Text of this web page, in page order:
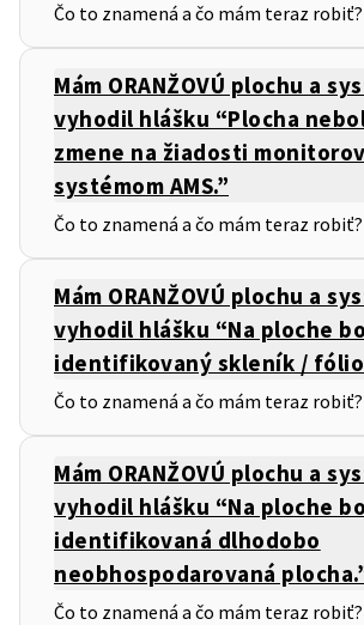
Čo to znamená a čo mám teraz robiť?
Mám ORANŽOVÚ plochu a
vyhodil hlášku “Plocha
zmene na žiadosti
systémom AMS.”
Čo to znamená a čo mám teraz robiť?
Mám ORANŽOVÚ plochu a
vyhodil hlášku “Na ploche
identifikovaný skleník /
Čo to znamená a čo mám teraz robiť?
Mám ORANŽOVÚ plochu a
vyhodil hlášku “Na ploche
identifikovaná dlhodobo
neobhospodarovaná
Čo to znamená a čo mám teraz robiť?